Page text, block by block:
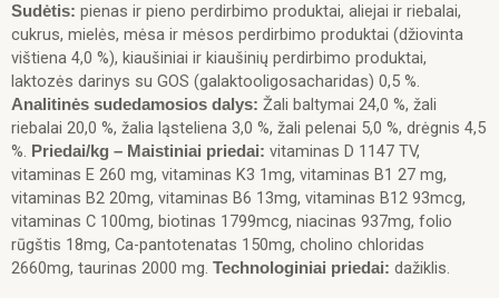
ir
vištiena)
425
G
Sudėtis: pienas ir pieno perdirbimo produktai, aliejai ir riebalai,
cukrus, mielės, mėsa ir mėsos perdirbimo produktai (džiovinta
vištiena 4,0 %), kiaušiniai ir kiaušinių perdirbimo produktai,
laktozės darinys su GOS (galaktooligosacharidas) 0,5 %.
Analitinės sudedamosios dalys: Žali baltymai 24,0 %, žali
riebalai 20,0 %, žalia ląsteliena 3,0 %, žali pelenai 5,0 %, drėgnis 4,5
%. Priedai/kg – Maistiniai priedai: vitaminas D 1147 TV,
vitaminas E 260 mg, vitaminas K3 1mg, vitaminas B1 27 mg,
vitaminas B2 20mg, vitaminas B6 13mg, vitaminas B12 93mcg,
vitaminas C 100mg, biotinas 1799mcg, niacinas 937mg, folio
rūgštis 18mg, Ca-pantotenatas 150mg, cholino chloridas
2660mg, taurinas 2000 mg. Technologiniai priedai: dažiklis.